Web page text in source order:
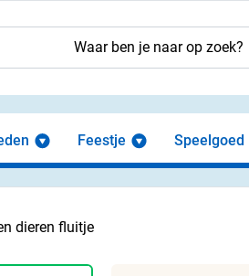
Feestje Speelgoed
dieren fluitje